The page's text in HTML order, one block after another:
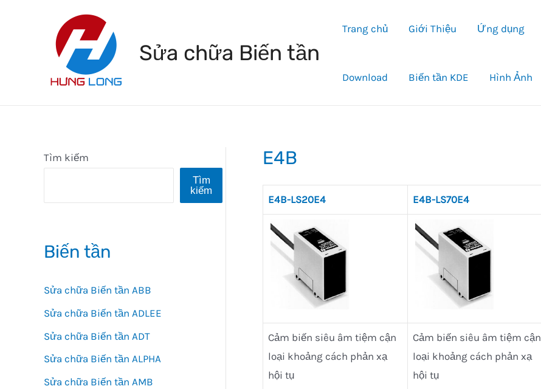
Sửa chữa Biến tần
Trang chủ Giới Thiệu Ứng dụng
Download Biến tần KDE Hình Ảnh
Tìm kiếm
Tìm
kiếm
Biến tần
Sửa chữa Biến tần ABB
Sửa chữa Biến tần ADLEE
Sửa chữa Biến tần ADT
Sửa chữa Biến tần ALPHA
Sửa chữa Biến tần AMB
E4B
E4B-LS20E4 E4B-LS70E4
Cảm biến siêu âm tiệm cận
loại khoảng cách phản xạ
hội tụ
Cảm biến siêu âm tiệm cận
loại khoảng cách phản xạ
hội tụ